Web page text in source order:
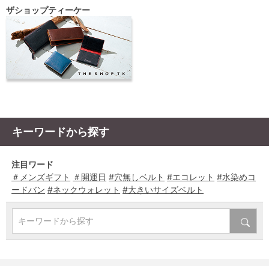
ザショップティーケー
キーワードから探す
注目ワード
＃メンズギフト ＃開運日 #穴無しベルト #エコレット #水染めコ
ードバン #ネックウォレット #大きいサイズベルト
キーワードから探す